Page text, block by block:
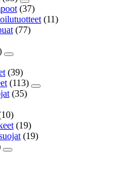
(37)
(11)
(77)
(39)
(113)
(35)
(19)
(19)